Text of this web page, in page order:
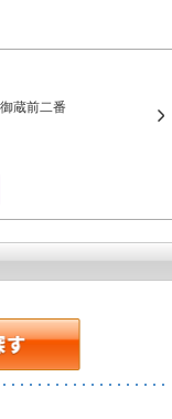
蔵前二番